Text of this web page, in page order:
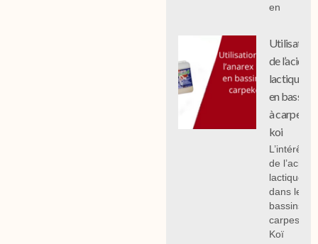
en
Utilisation
de l’acide
lactique
en bassin
à carpe
koi
L’intérêt
de l’acide
lactique
dans les
bassins à
carpes
Koï